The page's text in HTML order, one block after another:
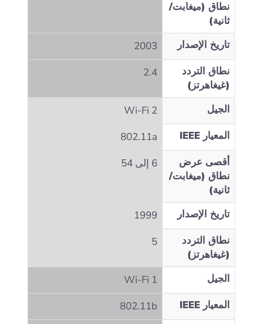
نطاق (ميغابت/
ثانية)
تاريخ الإصدار
2003
نطاق التردد
(غيغاهرتز)
2.4
الجيل
Wi‑Fi 2
المعيار IEEE
802.11a
أقصى عرض
نطاق (ميغابت/
ثانية)
6 إلى 54
تاريخ الإصدار
1999
نطاق التردد
(غيغاهرتز)
5
الجيل
Wi‑Fi 1
المعيار IEEE
802.11b